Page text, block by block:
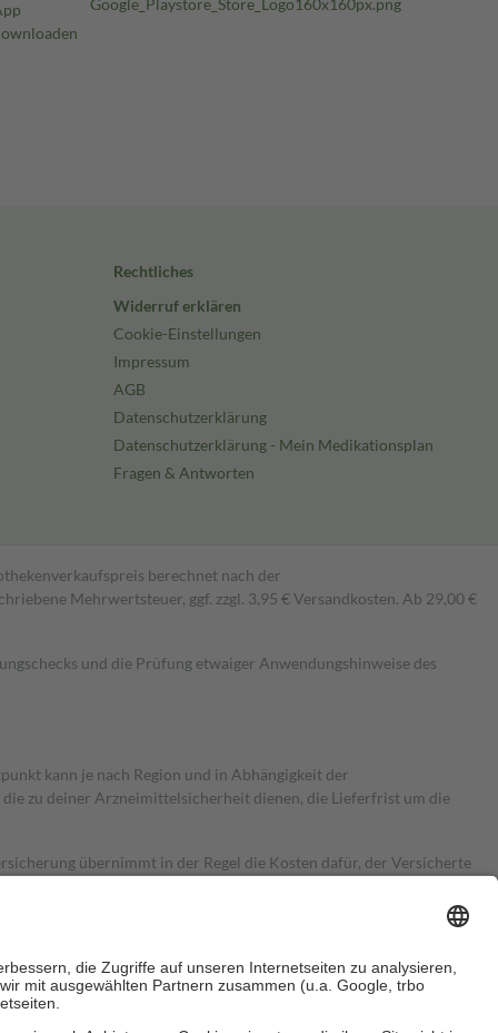
Rechtliches
Widerruf erklären
Cookie-Einstellungen
Impressum
AGB
Datenschutzerklärung
Datenschutzerklärung - Mein Medikationsplan
Fragen & Antworten
berechnet nach der
Mehrwertsteuer, ggf. zzgl. 3,95 € Versandkosten. Ab 29,00 €
und die Prüfung etwaiger Anwendungshinweise des
kann je nach Region und in Abhängigkeit der
zu deiner Arzneimittelsicherheit dienen, die Lieferfrist um die
übernimmt in der Regel die Kosten dafür, der Versicherte
Es sind jedoch nie mehr als die tatsächlichen Kosten der Leistung
Zuzahlungen